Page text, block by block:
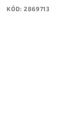
KÓD:2869713